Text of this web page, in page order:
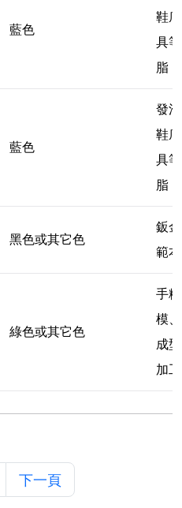
藍色
鞋
具
脂
藍色
發
鞋
具
脂
黑色或其它色
鈑
範
綠色或其它色
手
模
成
加工
下一頁